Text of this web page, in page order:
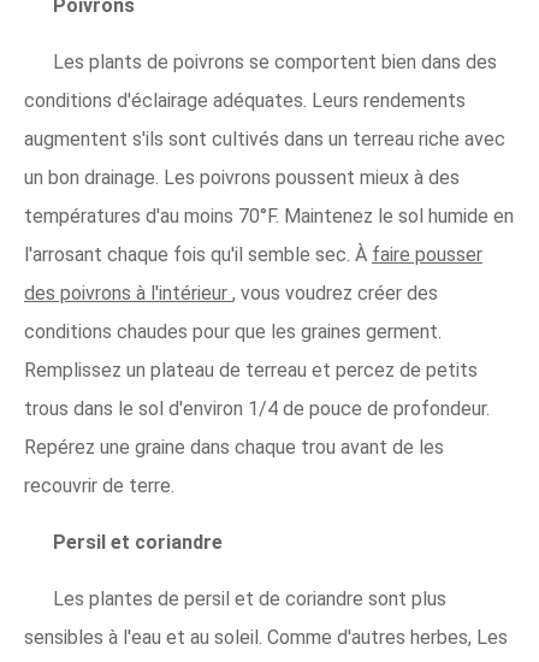
Poivrons
Les plants de poivrons se comportent bien dans des
conditions d'éclairage adéquates. Leurs rendements
augmentent s'ils sont cultivés dans un terreau riche avec
un bon drainage. Les poivrons poussent mieux à des
températures d'au moins 70°F. Maintenez le sol humide en
l'arrosant chaque fois qu'il semble sec. À faire pousser
des poivrons à l'intérieur , vous voudrez créer des
conditions chaudes pour que les graines germent.
Remplissez un plateau de terreau et percez de petits
trous dans le sol d'environ 1/4 de pouce de profondeur.
Repérez une graine dans chaque trou avant de les
recouvrir de terre.
Persil et coriandre
Les plantes de persil et de coriandre sont plus
sensibles à l'eau et au soleil. Comme d'autres herbes, Les